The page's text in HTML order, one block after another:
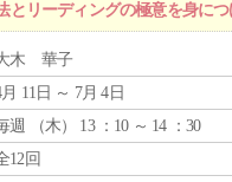
リーディングの極意を身につ
木 華子
11日 ～ 7月 4日
週 （木） 13 ：10 ～ 14 ：30
12回